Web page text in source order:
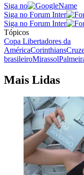
Siga no
Siga no Forum Inter
Siga no Forum Inter
Tópicos
Copa Libertadores da
AméricaCorinthians
brasileiroMirassol
Mais Lidas